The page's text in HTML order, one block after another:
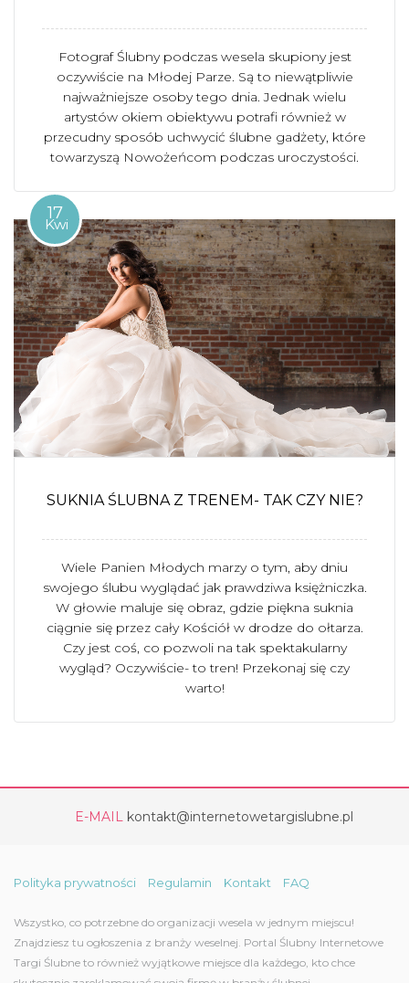
Fotograf Ślubny podczas wesela skupiony jest
oczywiście na Młodej Parze. Są to niewątpliwie
najważniejsze osoby tego dnia. Jednak wielu
artystów okiem obiektywu potrafi również w
przecudny sposób uchwycić ślubne gadżety, które
towarzyszą Nowożeńcom podczas uroczystości.
17
Kwi
SUKNIA ŚLUBNA Z TRENEM- TAK CZY NIE?
Wiele Panien Młodych marzy o tym, aby dniu
swojego ślubu wyglądać jak prawdziwa księżniczka.
W głowie maluje się obraz, gdzie piękna suknia
ciągnie się przez cały Kościół w drodze do ołtarza.
Czy jest coś, co pozwoli na tak spektakularny
wygląd? Oczywiście- to tren! Przekonaj się czy
warto!
E-MAIL kontakt@internetowetargislubne.pl
Polityka prywatności Regulamin Kontakt FAQ
Wszystko, co potrzebne do organizacji wesela w jednym miejscu!
Znajdziesz tu ogłoszenia z branży weselnej. Portal Ślubny Internetowe
Targi Ślubne to również wyjątkowe miejsce dla każdego, kto chce